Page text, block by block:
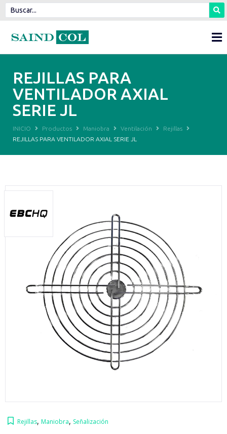
REJILLAS PARA
VENTILADOR AXIAL
SERIE JL
INICIO Productos Maniobra Ventilación
Rejillas
REJILLAS PARA VENTILADOR AXIAL SERIE JL
Rejillas, Maniobra, Señalización